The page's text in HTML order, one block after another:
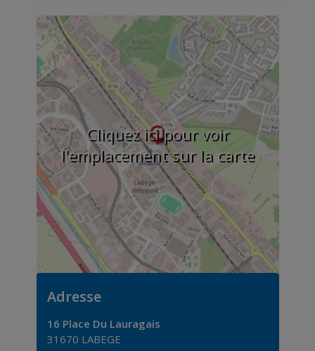
Cliquez ici pour voir
l'emplacement sur la carte
Adresse
16 Place Du Lauragais
31670 LABEGE